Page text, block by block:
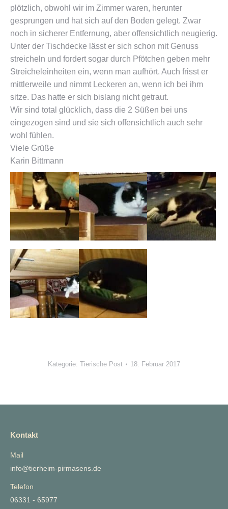
plötzlich, obwohl wir im Zimmer waren, herunter
gesprungen und hat sich auf den Boden gelegt. Zwar
noch in sicherer Entfernung, aber offensichtlich neugierig.
Unter der Tischdecke lässt er sich schon mit Genuss
streicheln und fordert sogar durch Pfötchen geben mehr
Streicheleinheiten ein, wenn man aufhört. Auch frisst er
mittlerweile und nimmt Leckeren an, wenn ich bei ihm
sitze. Das hatte er sich bislang nicht getraut.
Wir sind total glücklich, dass die 2 Süßen bei uns
eingezogen sind und sie sich offensichtlich auch sehr
wohl fühlen.
Viele Grüße
Karin Bittmann
Kategorie: Tierische Post 18. Februar 2017
Kontakt
Mail
info@tierheim-pirmasens.de
Telefon
06331 - 65977